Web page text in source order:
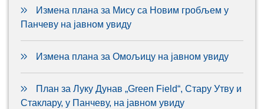
Измена плана за Мису са Новим гробљем у
Панчеву на јавном увиду
Измена плана за Омољицу на јавном увиду
План за Луку Дунав „Green Field“, Стару Утву и
Стаклару, у Панчеву, на јавном увиду